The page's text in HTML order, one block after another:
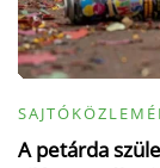
A petárda